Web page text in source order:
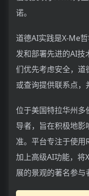
诺。
道德AI实践是X-Me
发和部署先进的AI技
们优先考虑安全，道
或查询提供联系点，
位于美国特拉华州多
导者，旨在积极地
准。平台专注于使
加上高级AI功能，将
展的景观的著名参与